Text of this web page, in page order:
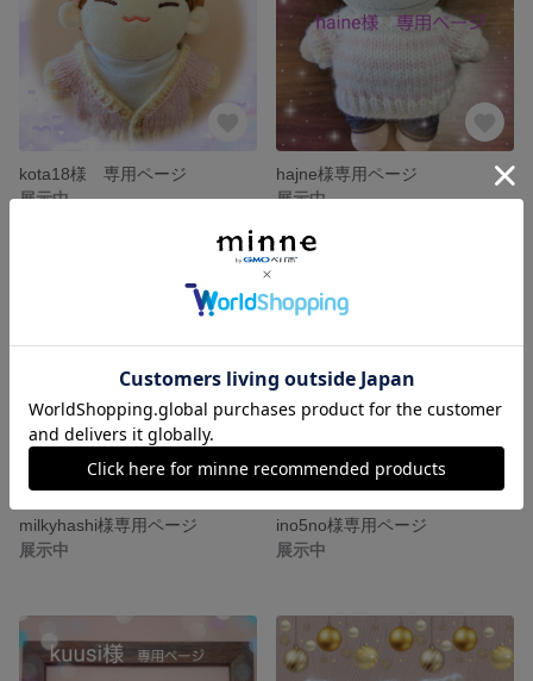
kota18様 専用ページ
展示中
hajne様専用ページ
展示中
milkyhashi様専用ページ
展示中
ino5no様専用ページ
展示中